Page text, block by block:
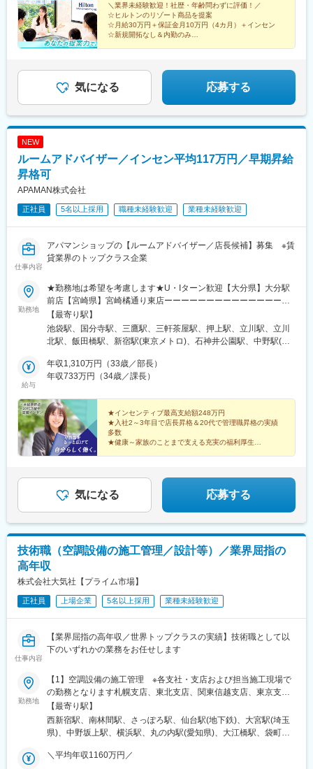
庫県神戸市中央区加納町6-6-1<九州>■福岡福岡県福岡市中央区地
行浜2-2-3<沖縄>■那覇首里城沖縄県那覇市首里山川町1-132-1■
ザ・ビーチリゾート瀬底沖縄県国頭郡本部町瀬底1081-4※U・Iタ
ーン歓迎※受動喫煙対策：屋内全面禁煙
＼業界未経験歓迎！社歴・年齢問わずに評価！／
☆ヒルトンのリゾート商品を提案
☆月給30万円＋保証金月10万円（4カ月）＋インセン
☆新規開拓なし＆内勤のみ
気になる 応募する
NEW
ルームアドバイザー／インセン平均117万円／早期昇給
昇格可
APAMAN株式会社
正社員 5名以上採用 職種未経験歓迎 業種未経験歓迎
仕事内容
アパマンショップの【ルームアドバイザー／店長候補】募集 ※賃
貸業界のトップクラス企業
勤務地
★勤務地は希望を考慮します★U・Iターン歓迎【大分県】大分駅
前店【宮崎県】宮崎橘通り東店ーーーーーーーーーーーーーーー
ーーーーーーーーーー【大阪府】堺東駅前店／東岸和田店※株式会
社アパネットへ在籍出向ーーーーーーーーーーーーーーーーーー
ーーーーーーー【東京都】立川駅南口店／立川駅北口店／国分寺
店／上野店／飯田橋店／池袋西口店石神井公園店／高田馬場店
【神奈川県】横浜店【千葉県】成田店／津田沼店／稲毛店／千葉
【静岡県】浜松萩丘店／浜松北口店【岐阜県】岐阜店【福岡県】
博多駅前店／博多駅筑紫口店／吉塚店／箱崎駅前店／千早駅前店
／香椎駅前店天神三越前店／唐人店／大橋駅前店／春日原駅前店
／久留米西口店※Apaman Leasing株式会社へ在籍出向ーーーーー
ーーーーーーーーーーーーーーーーーーーー【受動喫煙対策】敷
【最寄り駅】
池袋駅、国分寺駅、三鷹駅、三軒茶屋駅、押上駅、立川駅、立川
北駅、飯田橋駅、新宿駅(東京メトロ)、石神井公園駅、中野駅(東
駅、成田駅、葭川公園駅、鹿島神宮駅、笹川駅、新浜松駅、上島
駅、名鉄岐阜駅、東岸和田駅、堺東駅、博多駅、箱崎駅、大橋駅
駅、吉塚駅、西鉄香椎駅、宮崎駅、大分駅、西太子堂駅、とうき
ょうスカイツリー駅、立川南駅、牛込神楽坂駅、新宿西口駅、上
野御徒町駅、横浜駅、新津田沼駅、京成稲毛駅、京成千葉駅、浜
松駅、岐阜駅、東比恵駅、箱崎九大前駅、祇園駅(福岡県)、西鉄福
岡駅、春日駅(福岡県)、西鉄千早駅、馬出九大病院前駅、香椎駅、
櫛田神社前駅、天神駅、香椎宮前駅
給与
年収1,310万円（33歳／部長）
年収733万円（34歳／課長）
★インセンティブ最高支給額248万円
★入社2～3年目で店長昇格＆20代で管理職昇格の実績
多数
★健康～家族のことまで支える充実の福利厚生
気になる 応募する
技術職（空調設備の施工管理／設計等）／業界屈指の
高年収
株式会社大気社【プライム市場】
正社員 上場企業 5名以上採用 業種未経験歓迎
仕事内容
【業界屈指の高年収／世界トップクラスの実績】技術職として以
下のいずれかの業務をお任せします
勤務地
【1】空調設備の施工管理 ※各支社・支店および担当施工現場で
の勤務となります札幌支店、東北支店、関東信越支店、東京支
社、横浜支店、中部支店、大阪支社、中国支店、九州支店、茨城
営業所、北陸支店、長野営業所、京都営業所、神戸営業所【2】実
施設備設計東北支店、東京本社、中部支店、大阪支社、九州支店
業の制御エンジニアオートメーション事業所（神奈川）【5】
【最寄り駅】
西新宿駅、南林間駅、さっぽろ駅、仙台駅(地下鉄)、大宮駅(埼玉
県)、中野坂上駅、横浜駅、丸の内駅(愛知県)、大江橋駅、袋町
宮駅(阪神)、都庁前駅、大通駅、あおば通駅、北大宮駅、西新宿五
＼平均年収1160万円／